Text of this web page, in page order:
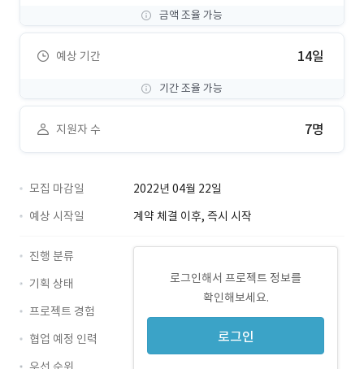
금액 조율 가능
예상 기간 14일
기간 조율 가능
지원자 수 7명
모집 마감일
2022년 04월 22일
예상 시작일
계약 체결 이후, 즉시 시작
로그인해서 프로젝트 정보를
확인해보세요.
로그인
진행 분류
기획 상태
프로젝트 경험
협업 예정 인력